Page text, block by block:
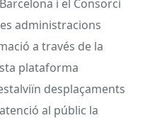
i el Consorci
administracions
a través de la
plataforma
desplaçaments
al públic la